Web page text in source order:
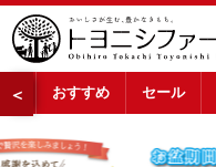
＜ おすすめ セール